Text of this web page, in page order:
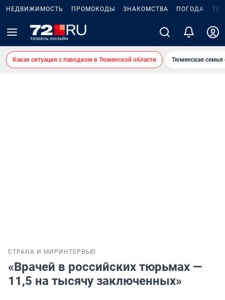
НЕДВИЖИМОСТЬ ПРОМОКОДЫ ЗНАКОМСТВА ПОГОДА
Какая ситуация с паводком в Тюменской области Тюменская семья
СТРАНА И МИР ИНТЕРВЬЮ
«Врачей в российских тюрьмах —
11,5 на тысячу заключенных»